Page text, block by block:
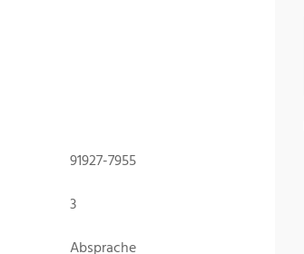
91927-7955
3
Absprache